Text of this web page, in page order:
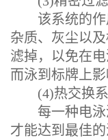
该系统的作
杂质、灰尘以
滤掉，以免在
而泳到标牌上影
(4)热交换系
每一种电泳
才能达到最佳